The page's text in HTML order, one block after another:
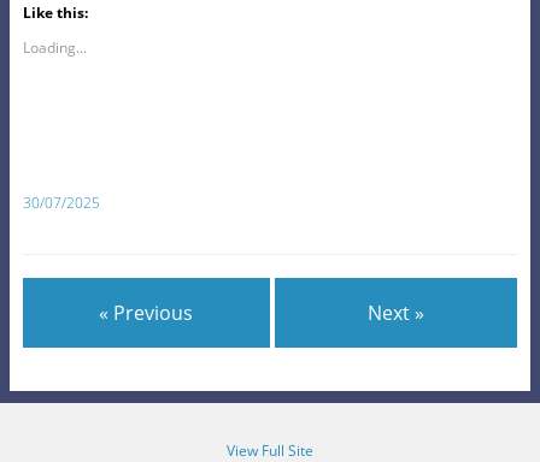
Like this:
Loading...
30/07/2025
« Previous Next »
View Full Site